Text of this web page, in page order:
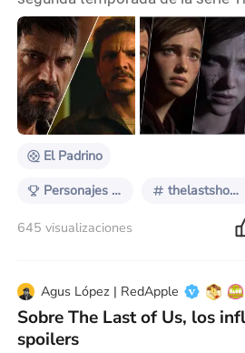
está arrastrando los mismos
que tenía el material de origen:
Sin embargo, todo tiene un inicio.
tropiezos, la primera temporada
bien porque adaptó el primer
éxito rotundo. El primer jue
El Padrino
Personajes que me representan thelastshowgirl
645 visualizaciones
Agus López | RedApple
Sobre The Last of Us, los
spoilers